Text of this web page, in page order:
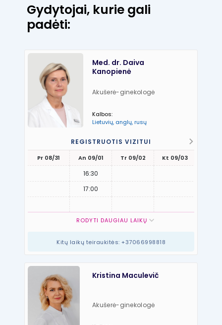
Gydytojai, kurie gali
padėti:
Med. dr. Daiva
Kanopienė
Akušerė-ginekologė
Kalbos:
Lietuvių, anglų, rusų
REGISTRUOTIS VIZITUI
Pr 08/31 An 09/01
16:30
17:00
Tr 09/02 Kt 09/03
RODYTI DAUGIAU LAIKŲ
Kitų laikų teiraukitės: +37066998818
Kristina Maculevič
Akušerė-ginekologė